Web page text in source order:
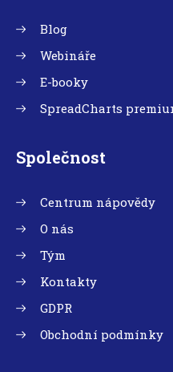
Blog
Webináře
E-booky
SpreadCharts
Společnost
Centrum nápovědy
O nás
Tým
Kontakty
GDPR
Obchodní podmínky